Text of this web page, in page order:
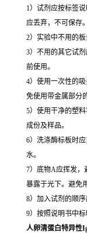
1）试剂应按标签
应丢弃，不可保存。
2）实验中不用的
3）不用的其它试
前使用。
4）使用一次性的
免使用带金属部分
5）使用干净的塑
成份及样品。
6）洗涤酶标板时
水。
7）底物A应挥发，
暴露于光下。避免
8）加入试剂的顺
9）按照说明书中
人卵清蛋白特异性